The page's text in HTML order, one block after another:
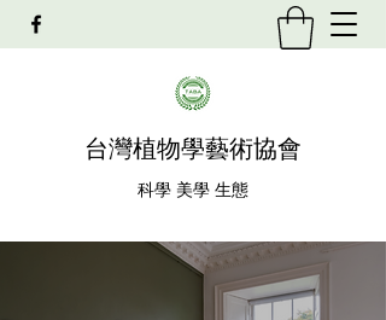
​台灣植物學藝術協會
科學 美學 生態